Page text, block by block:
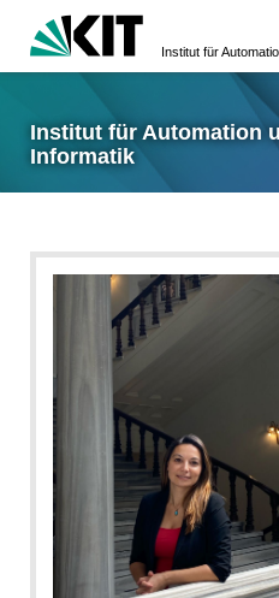
Institut für Automation
Informatik